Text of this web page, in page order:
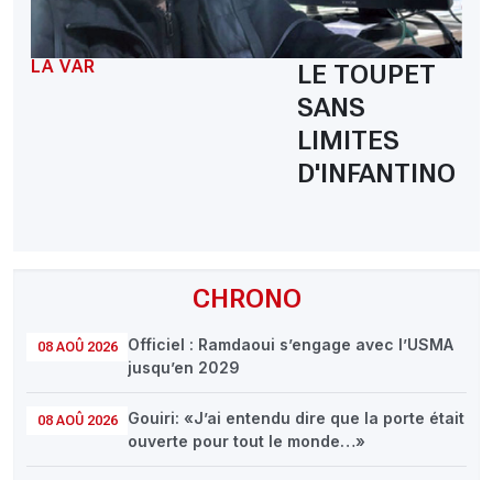
CHRONO
08 AOÛ 2026
Officiel : Ramdaoui s’engage avec l’USMA
jusqu’en 2029
08 AOÛ 2026
Gouiri: «J’ai entendu dire que la porte était
ouverte pour tout le monde…»
LA VAR
LE TOUPET
SANS
LIMITES
D'INFANTINO